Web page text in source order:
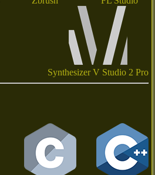
Synthesizer V Studio 2 Pro